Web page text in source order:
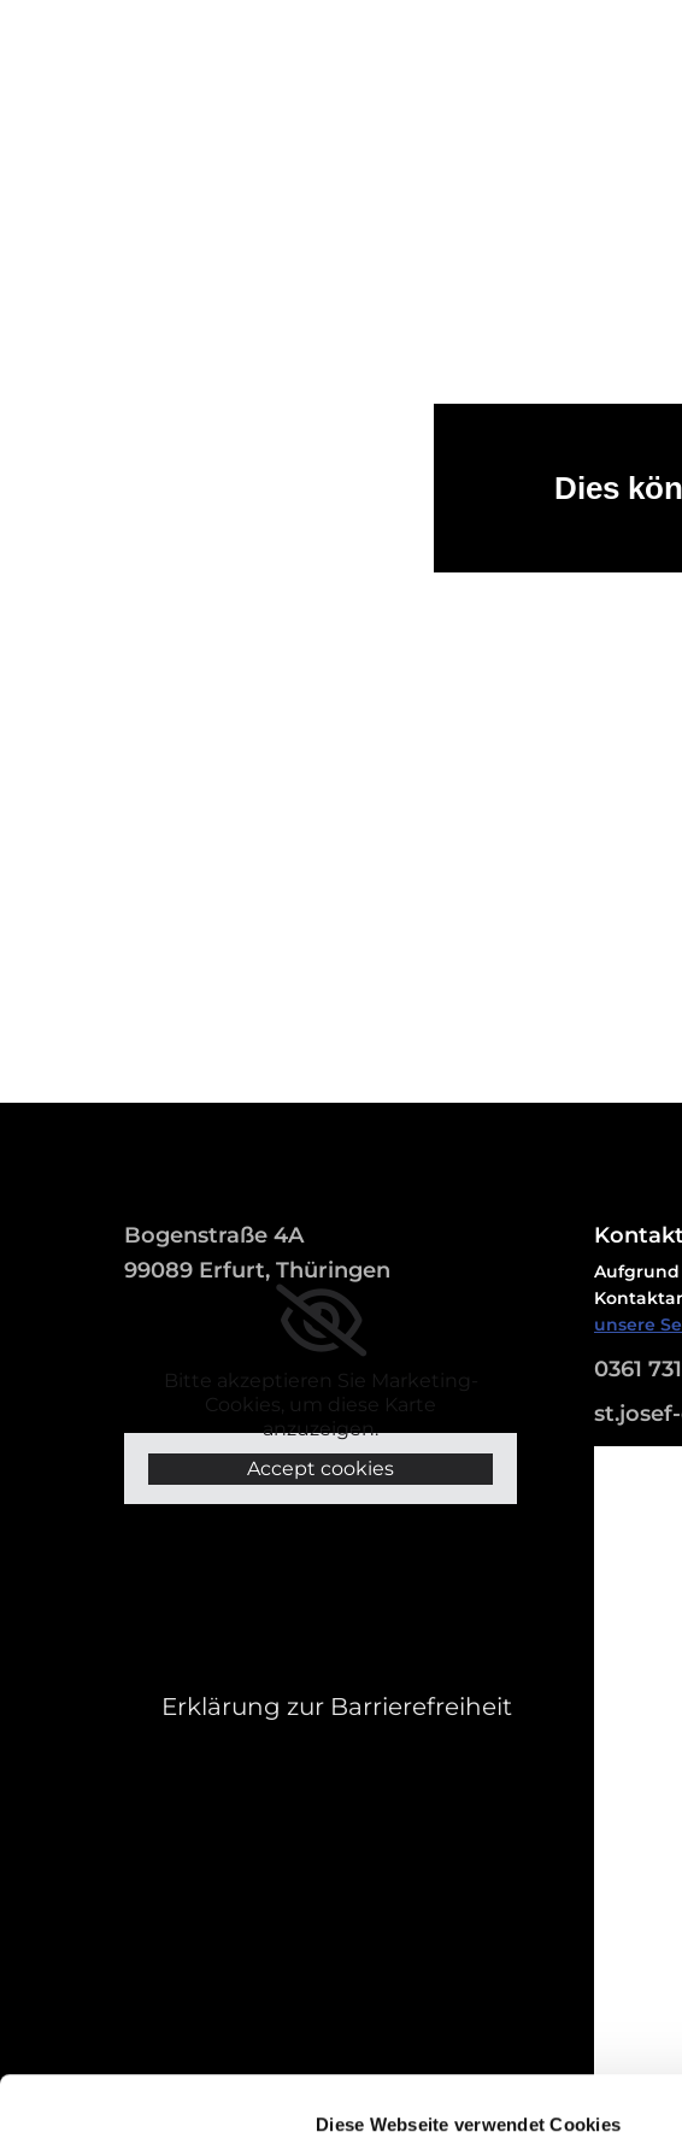
Diese Webseite verwendet Cookies
Dies
Bogenstraße 4A
99089 Erfurt, Thüringen
Bitte akzeptieren Sie Marketing-
Cookies, um diese Karte
anzuzeigen.
Accept cookies
Erklärung zur Barrierefreiheit
Aufgrund
unsere
0361